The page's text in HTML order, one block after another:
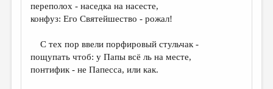
КУЛЬТУРОВЕДЕНИЕ
РЕЦЕНЗИРОВАНИЕ
ЦИКЛЫ ПУБЛИКАЦИЙ
переполох - наседка на насесте,
конфуз: Его Святейшество - рожал!
С тех пор ввели порфировый стульчак -
пощупать чтоб: у Папы всё ль на месте,
понтифик - не Папесса, или как.